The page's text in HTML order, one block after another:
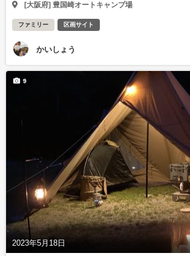
[大阪府] 豊国崎オートキャンプ場
ファミリー 区画サイト
かいしょう
2023年5月18日
9